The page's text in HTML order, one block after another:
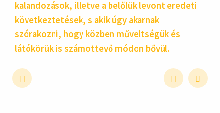
kalandozások, illetve a belőlük levont eredeti
következtetések, s akik úgy akarnak
szórakozni, hogy közben műveltségük és
látókörük is számottevő módon bővül.